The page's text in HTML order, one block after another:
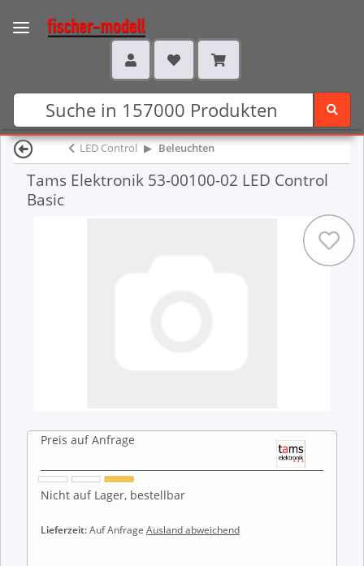
LED Control Beleuchten
Tams Elektronik 53-00100-02 LED Control
Basic
Preis auf Anfrage
Nicht auf Lager, bestellbar
Lieferzeit:Auf Anfrage Ausland abweichend